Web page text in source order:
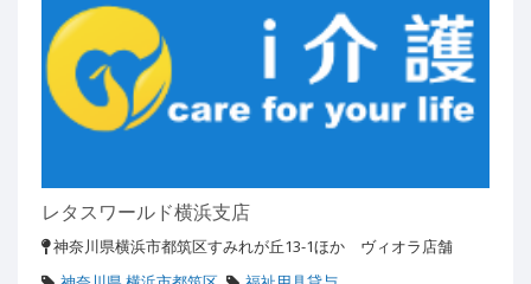
レタスワールド横浜支店
神奈川県横浜市都筑区すみれが丘13-1ほか ヴィオラ店舗